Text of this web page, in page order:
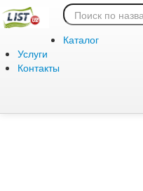
Каталог
Услуги
Контакты
Ошибка